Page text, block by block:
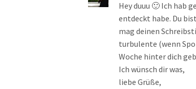
Hey duuu 🙂 Ich hab
entdeckt habe. Du
mag deinen
turbulente (wenn
Woche hinter dich
Ich wünsch dir was,
liebe Grüße,